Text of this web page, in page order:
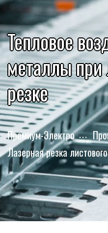
Тепловое
металлы при
резке
Премиум-Электро
Лазерная резка